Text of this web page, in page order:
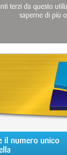
il numero unico
terzi da questo
saperne di più